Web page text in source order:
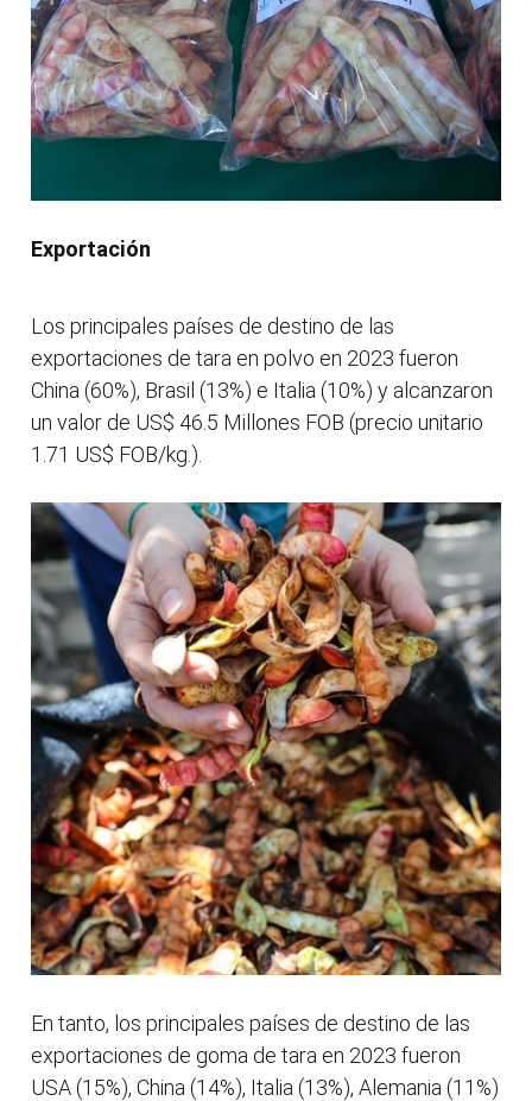
Exportación
Los principales países de destino de las
exportaciones de tara en polvo en 2023 fueron
China (60%), Brasil (13%) e Italia (10%) y alcanzaron
un valor de US$ 46.5 Millones FOB (precio unitario
1.71 US$ FOB/kg.).
En tanto, los principales países de destino de las
exportaciones de goma de tara en 2023 fueron
USA (15%), China (14%), Italia (13%), Alemania (11%)